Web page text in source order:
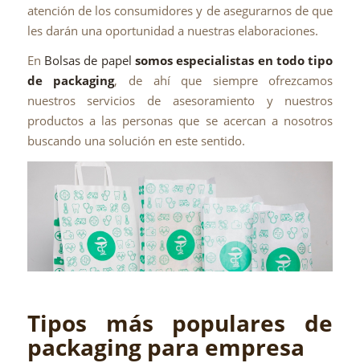
atención de los consumidores y de asegurarnos de que
les darán una oportunidad a nuestras elaboraciones.
En Bolsas de papel somos especialistas en todo tipo
de packaging, de ahí que siempre ofrezcamos
nuestros servicios de asesoramiento y nuestros
productos a las personas que se acercan a nosotros
buscando una solución en este sentido.
Tipos más populares de
packaging para empresa